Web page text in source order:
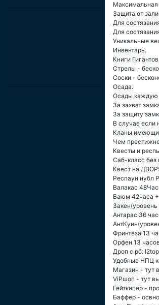
Максимальная
Защита от
Для
Для
Уникальные
Инвентарь.
Книги
Стрелы -
Соски -
Осада.
Осады каждую
За захват
За защиту
В случае если
Кланы
Чем
Квесты и
Саб-класс без
Квест на
Респаун нубл
Валакас
Баюм 42часа
Антарас 36
Фринтеза 13
Орфен 13
Дроп с рб:
Удобные НПЦ
Магазин - тут
ViPшоп - тут
Гейткипер -
Баффер -